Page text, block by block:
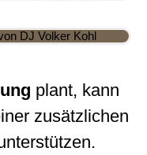
plant, kann
zusätzlichen